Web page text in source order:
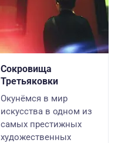
Сокровища
Третьяковки
Окунёмся в мир
искусства в одном из
самых престижных
художественных